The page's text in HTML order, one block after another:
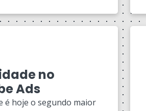
no
Ads
é hoje o segundo maior